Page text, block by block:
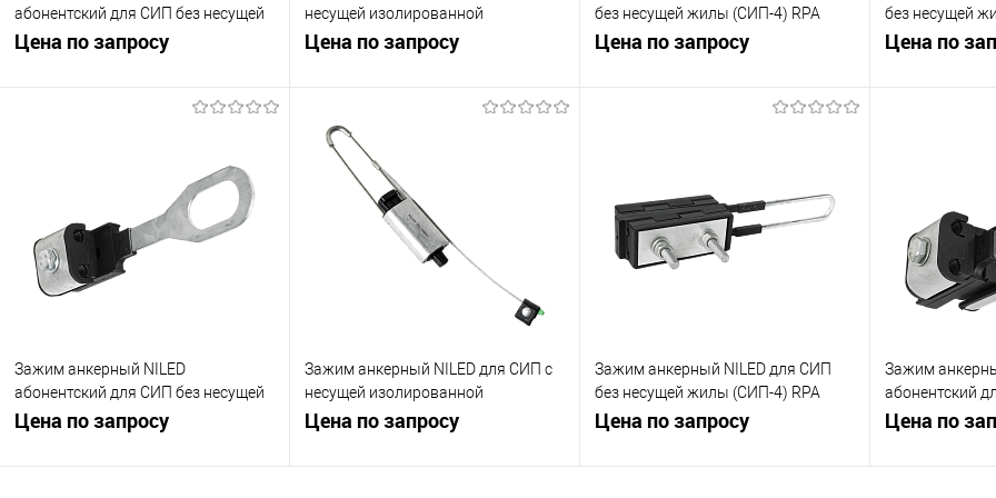
абонентский для СИП без несущей
жилы (СИП-4) DN 126
Цена по запросу
Запросить цену
К сравнению
В избранное
Под заказ
несущей изолированной
нейтралью (СИП-2) PA 1500
Цена по запросу
Запросить цену
Купить в 1 клик
В избранное
без несущей жилы (СИП-4) RPA
470/120
Цена по запросу
Запросить цену
В избранное
Под заказ
без несущей
открытых
Цена по
В избранное
Зажим анкерный NILED
абонентский для СИП без несущей
жилы (СИП-4) PAG 216/35
Цена по запросу
Зажим анкерный NILED для СИП с
несущей изолированной
нейтралью (СИП-2) DN 35
Цена по запросу
Зажим анкерный NILED для СИП
без несущей жилы (СИП-4) RPA
425/70
Цена по запросу
Зажим
абонентский
жилы (СИП-4)
Цена по